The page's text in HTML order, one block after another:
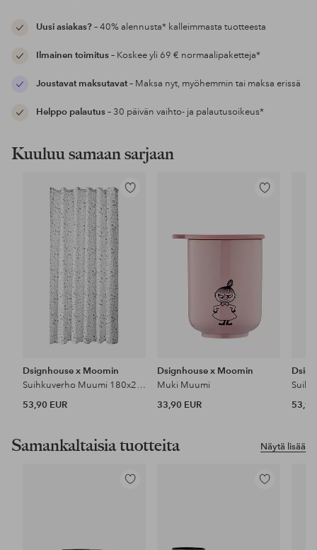
Uusi asiakas?– 40% alennusta* kalleimmasta tuotteesta
Ilmainen toimitus– Koskee yli 69 € normaalipaketteja*
Joustavat maksutavat– Maksa nyt, myöhemmin tai maksa erissä
Helppo palautus– 30 päivän vaihto- ja palautusoikeus*
Kuuluu samaan sarjaan
Lisää
Dsignhouse x Moomin
Suihkuverho Muumi 180x200 cm
53,90 EUR
Lisää
Dsignhouse x Moomin
Muki Muumi
33,90 EUR
53,90
Näytä lisää
Samankaltaisia tuotteita
Lisää
Lisää